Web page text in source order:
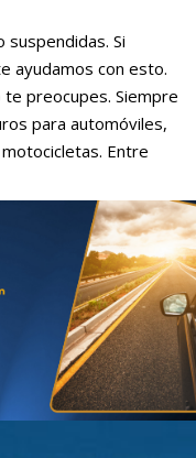
suspendidas. Si
ayudamos con esto.
preocupes. Siempre
para automóviles,
Entre